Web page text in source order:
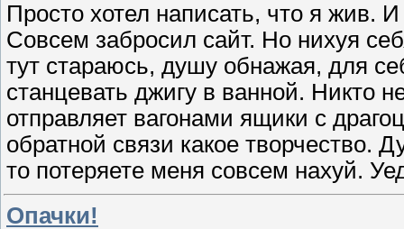
Просто хотел написать, что я жив.
Совсем забросил сайт. Но нихуя
тут стараюсь, душу обнажая, для
станцевать джигу в ванной. Никто
отправляет вагонами ящики с
обратной связи какое творчество.
то потеряете меня совсем нахуй.
Опачки!